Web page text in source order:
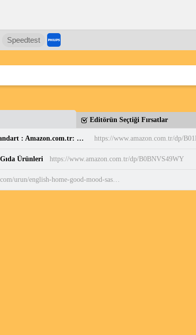
Speedtest
Editörün Seçtiği Fırsatlar
Casio MW-240-7BVDF Standart Erkek Kol Saati, Siyah, Standart : Amazon.com.tr: Moda https://www.amazon.com.tr/dp/
Ürünleri https://www.amazon.com.tr/dp/B0BNVS49WY
https://www.n11.com/urun/english-home-good-mood-sascha-paslanmaz-celik-termos-1000-ml-acik-pembe-acik-pembe-120365371?magaza=englishhome